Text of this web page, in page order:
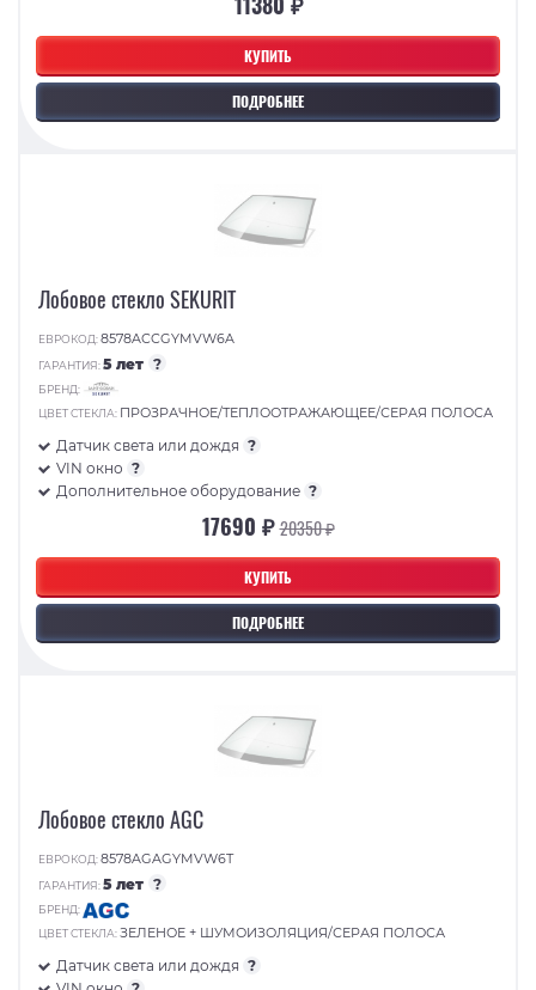
КУПИТЬ
ПОДРОБНЕЕ
КУПИТЬ
ПОДРОБНЕЕ
Лобовое стекло SEKURIT
ЕВРОКОД:8578ACCGYMVW6A
ГАРАНТИЯ:5 лет ?
БРЕНД:
ЦВЕТ СТЕКЛА: ПРОЗРАЧНОЕ/ТЕПЛООТРАЖАЮЩЕЕ/СЕРАЯ ПОЛОСА
Датчик света или дождя ?
VIN окно ?
Дополнительное оборудование ?
17690 ₽20350 ₽
Лобовое стекло AGC
ЕВРОКОД:8578AGAGYMVW6T
ГАРАНТИЯ:5 лет ?
БРЕНД:
ЦВЕТ СТЕКЛА:ЗЕЛЕНОЕ + ШУМОИЗОЛЯЦИЯ/СЕРАЯ ПОЛОСА
Датчик света или дождя ?